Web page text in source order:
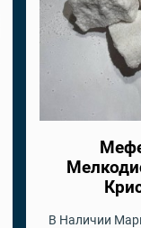
В Наличии